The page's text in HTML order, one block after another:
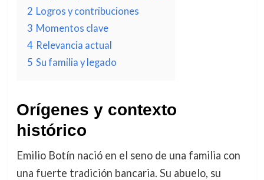
2 Logros y contribuciones
3 Momentos clave
4 Relevancia actual
5 Su familia y legado
Orígenes y contexto
histórico
Emilio Botín nació en el seno de una familia con
una fuerte tradición bancaria. Su abuelo, su